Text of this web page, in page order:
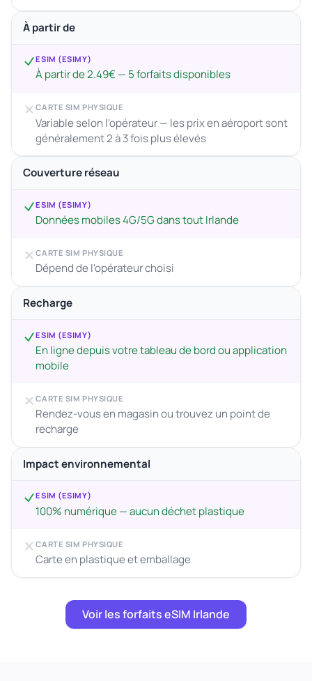
À partir de
ESIM (ESIMY)
À partir de 2.49€ — 5 forfaits disponibles
CARTE SIM PHYSIQUE
Variable selon l'opérateur — les prix en aéroport sont
généralement 2 à 3 fois plus élevés
Couverture réseau
ESIM (ESIMY)
Données mobiles 4G/5G dans tout Irlande
CARTE SIM PHYSIQUE
Dépend de l'opérateur choisi
Recharge
ESIM (ESIMY)
En ligne depuis votre tableau de bord ou application
mobile
CARTE SIM PHYSIQUE
Rendez-vous en magasin ou trouvez un point de
recharge
Impact environnemental
ESIM (ESIMY)
100% numérique — aucun déchet plastique
CARTE SIM PHYSIQUE
Carte en plastique et emballage
Voir les forfaits eSIM Irlande